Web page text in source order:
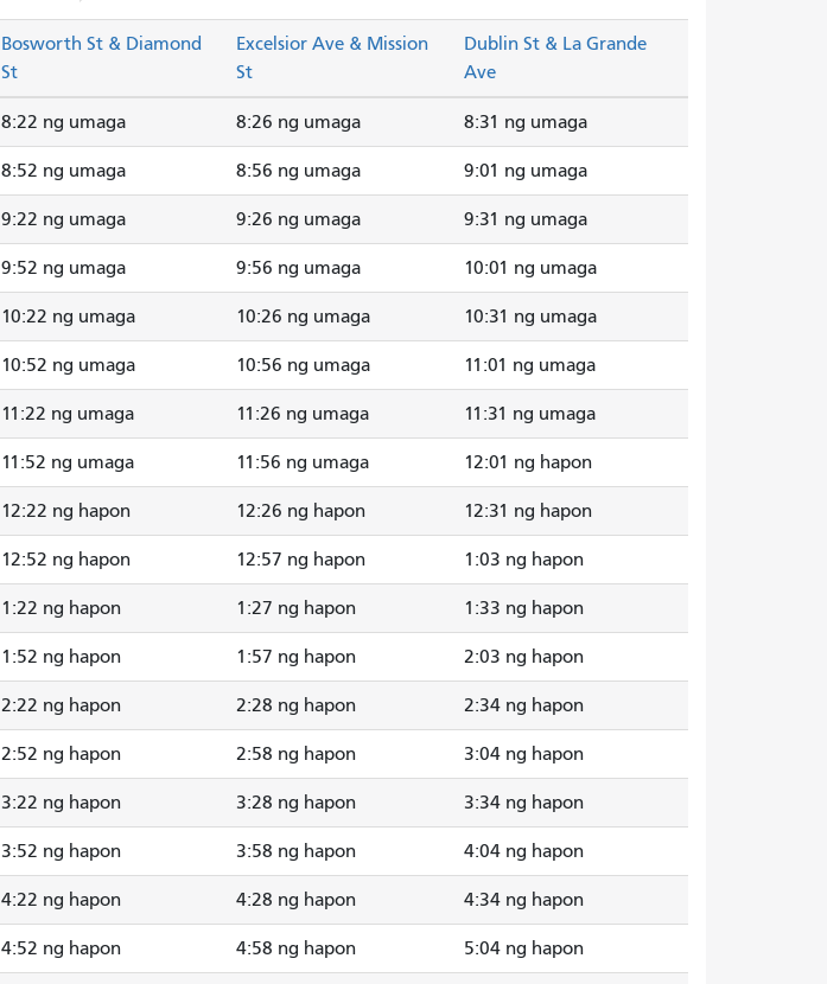
Bosworth St & Diamond
St
Excelsior Ave & Mission
St
Dublin St & La Grande
Ave
8:22 ng umaga 8:26 ng umaga 8:31 ng umaga
8:52 ng umaga 8:56 ng umaga 9:01 ng umaga
9:22 ng umaga 9:26 ng umaga 9:31 ng umaga
9:52 ng umaga 9:56 ng umaga 10:01 ng umaga
10:22 ng umaga 10:26 ng umaga 10:31 ng umaga
10:52 ng umaga 10:56 ng umaga 11:01 ng umaga
11:22 ng umaga 11:26 ng umaga 11:31 ng umaga
11:52 ng umaga 11:56 ng umaga 12:01 ng hapon
12:22 ng hapon 12:26 ng hapon 12:31 ng hapon
12:52 ng hapon 12:57 ng hapon 1:03 ng hapon
1:22 ng hapon 1:27 ng hapon 1:33 ng hapon
1:52 ng hapon 1:57 ng hapon 2:03 ng hapon
2:22 ng hapon 2:28 ng hapon 2:34 ng hapon
2:52 ng hapon 2:58 ng hapon 3:04 ng hapon
3:22 ng hapon 3:28 ng hapon 3:34 ng hapon
3:52 ng hapon 3:58 ng hapon 4:04 ng hapon
4:22 ng hapon 4:28 ng hapon 4:34 ng hapon
4:52 ng hapon 4:58 ng hapon 5:04 ng hapon